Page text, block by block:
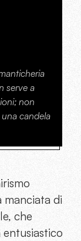
serve a
non
una candela
manciata di
che